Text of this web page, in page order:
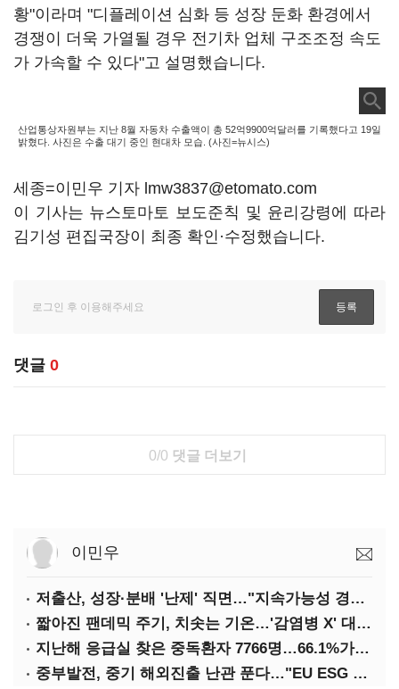
황"이라며 "디플레이션 심화 등 성장 둔화 환경에서
경쟁이 더욱 가열될 경우 전기차 업체 구조조정 속도
가 가속할 수 있다"고 설명했습니다.
산업통상자원부는 지난 8월 자동차 수출액이 총 52억9900억달러를 기록했다고 19일
밝혔다. 사진은 수출 대기 중인 현대차 모습. (사진=뉴시스)
세종=이민우 기자 lmw3837@etomato.com
이 기사는 뉴스토마토 보도준칙 및 윤리강령에 따라
김기성 편집국장이 최종 확인·수정했습니다.
댓글 0
0/0 댓글 더보기
이민우
저출산, 성장·분배 '난제' 직면…"지속가능성 경고등"
짧아진 팬데믹 주기, 치솟는 기온…'감염병 X' 대비해야
지난해 응급실 찾은 중독환자 7766명…66.1%가 '의도적 중독'
중부발전, 중기 해외진출 난관 푼다…"EU ESG 실사 공동 대응"